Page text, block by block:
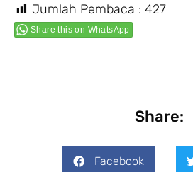
Jumlah Pembaca : 427
Share this on WhatsApp
Share:
Facebook